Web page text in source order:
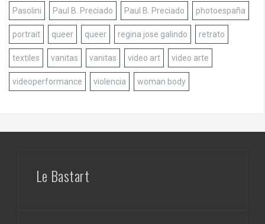
Pasolini Paul B. Preciado Paul B. Preciado photoespaña
portrait queer queer regina jose galindo retrato
textiles vanitas vanitas video art video arte
videoperformance violencia woman body
Le Bastart